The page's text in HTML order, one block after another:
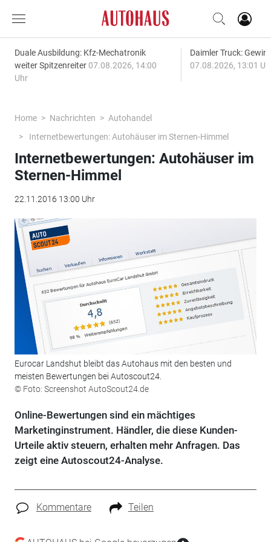
Duale Ausbildung: Kfz-Mechatronik
weiter Spitzenreiter 07.08.2026, 14:00
Uhr
Daimler Truck:
07.08.2026, 13:01
Home Nachrichten
Autohandel
Internetbewertungen: Autohäuser im Sternen-Himmel
Internetbewertungen: Autohäuser im
Sternen-Himmel
22.11.2016 13:00 Uhr
Eurocar Landshut bleibt das Autohaus mit den besten und
meisten Bewertungen bei Autoscout24.
© Foto: Screenshot AutoScout24.de
Online-Bewertungen sind ein mächtiges
Marketinginstrument. Händler, die diese Kunden-
Urteile aktiv steuern, erhalten mehr Anfragen. Das
zeigt eine Autoscout24-Analyse.
Kommentare Teilen